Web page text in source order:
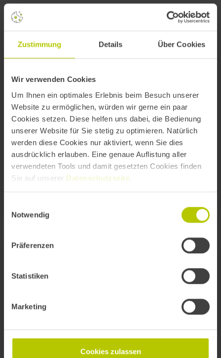
Zustimmung Details Über Cookies
Wir verwenden Cookies
Um Ihnen ein optimales Erlebnis beim Besuch unserer
Website zu ermöglichen, würden wir gerne ein paar
Cookies setzen. Diese helfen uns dabei, die Bedienung
unserer Website für Sie stetig zu optimieren. Natürlich
werden diese Cookies nur aktiviert, wenn Sie dies
ausdrücklich erlauben. Eine genaue Auflistung aller
verwendeten Tools und damit gesetzten Cookies finden
Sie auf unserer Datenschutzseite
Notwendig
Präferenzen
Statistiken
Marketing
Cookies zulassen
MASTERCLASS STAGE 2
14:10–15:40
Engineering - lern wie man sie baut.
Sandra Herz
AI ADVISOR & TRANSFORMATION FACILITATOR
noch oder deligierst du schon?